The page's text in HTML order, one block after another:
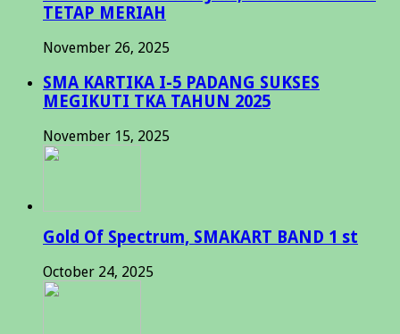
TETAP MERIAH
November 26, 2025
SMA KARTIKA I-5 PADANG SUKSES
MEGIKUTI TKA TAHUN 2025
November 15, 2025
Gold Of Spectrum, SMAKART BAND 1 st
October 24, 2025